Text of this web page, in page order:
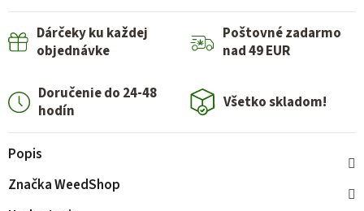
Dárčeky ku každej
objednávke
Poštovné zadarmo
nad 49 EUR
Doručenie do 24-48
hodín
Všetko skladom!
Popis
ZnačkaWeedShop